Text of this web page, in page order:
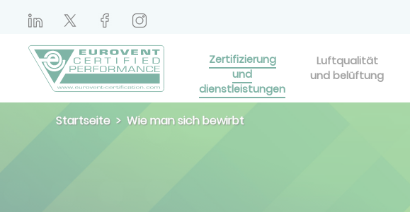
Zertifizierung
und
dienstleistungen
Luftqualität
und belüftung
Startseite Wie man sich bewirbt